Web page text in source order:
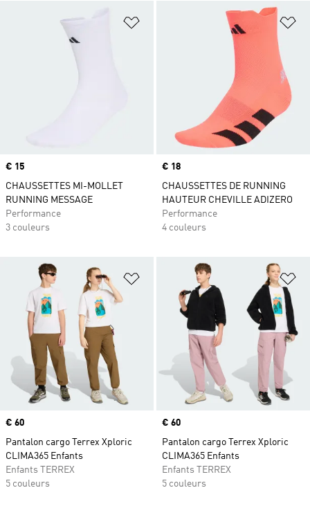
Ajouter à la Liste de produits
Prix
€ 15
CHAUSSETTES MI-MOLLET
RUNNING MESSAGE
Performance
3 couleurs
Prix
€ 18
CHAUSSETTES DE RUNNING
HAUTEUR CHEVILLE ADIZERO
Performance
4 couleurs
Ajouter à la Liste de produits
Prix
€ 60
Pantalon cargo Terrex Xploric
CLIMA365 Enfants
Enfants TERREX
5 couleurs
Prix
€ 60
Pantalon cargo Terrex Xploric
CLIMA365 Enfants
Enfants TERREX
5 couleurs